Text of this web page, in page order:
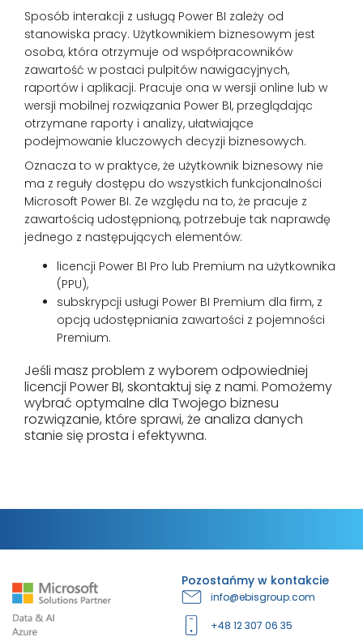
Sposób interakcji z usługą Power BI zależy od
stanowiska pracy. Użytkownikiem biznesowym jest
osoba, która otrzymuje od współpracowników
zawartość w postaci pulpitów nawigacyjnych,
raportów i aplikacji. Pracuje ona w wersji online lub w
wersji mobilnej rozwiązania Power BI, przeglądając
otrzymane raporty i analizy, ułatwiające
podejmowanie kluczowych decyzji biznesowych.
Oznacza to w praktyce, że użytkownik biznesowy nie
ma z reguły dostępu do wszystkich funkcjonalności
Microsoft Power BI. Ze względu na to, że pracuje z
zawartością udostępnioną, potrzebuje tak naprawdę
jednego z następujących elementów:
licencji Power BI Pro lub Premium na użytkownika
(PPU),
subskrypcji usługi Power BI Premium dla firm, z
opcją udostępniania zawartości z pojemności
Premium.
Jeśli masz problem z wyborem odpowiedniej
licencji Power BI, skontaktuj się z nami. Pomożemy
wybrać optymalne dla Twojego biznesu
rozwiązanie, które sprawi, że analiza danych
stanie się prosta i efektywna.
Pozostańmy w kontakcie
info@ebisgroup.com
+48 12 307 06 35